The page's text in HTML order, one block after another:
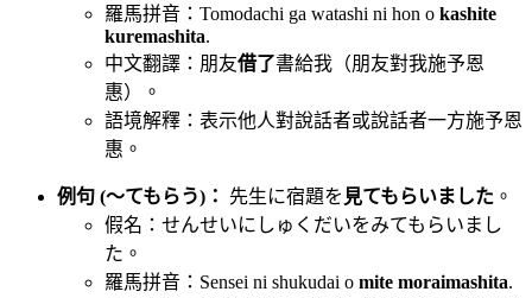
羅馬拼音：Tomodachi ga watashi ni hon o kashite
kuremashita.
中文翻譯：朋友借了書給我（朋友對我施予恩
惠）。
語境解釋：表示他人對說話者或說話者一方施予恩
惠。
例句 (〜てもらう)： 先生に宿題を 見てもらいました 。
假名：せんせいにしゅくだいをみてもらいまし
た。
羅馬拼音：Sensei ni shukudai o mite moraimashita.